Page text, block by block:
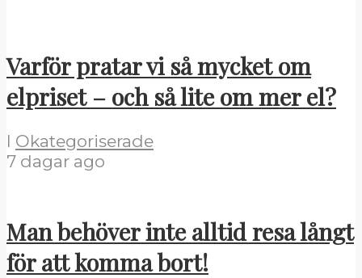
Varför pratar vi så mycket om
elpriset – och så lite om mer el?
I Okategoriserade
7 dagar ago
Man behöver inte alltid resa långt
för att komma bort!